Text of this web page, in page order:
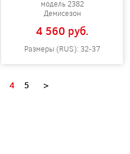
модель 2382
Демисезон
4 560 pуб.
Размеры (RUS): 32-37
4 5 >